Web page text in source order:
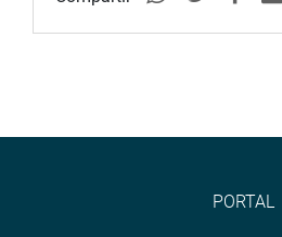
Heraldo:goo.gl/Ty5Tto
https://goo.gl/VBXBNk
PORTAL